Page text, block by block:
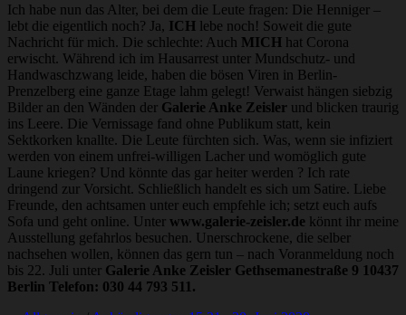
Ich habe nun das Alter, bei dem die Leute fragen: Die Henniger –
lebt die eigentlich noch? Ja, ICH lebe noch! Soweit die gute
Nachricht für mich. Die schlechte: Auch MICH hat Corona
erwischt. Während ich im Hausarrest unter Mundschutz- und
Handwaschzwang leide, haben die bösen Viren in Berlin-
Prenzelberg eine ganze Etage lahm gelegt! Verwaist hängen siebzig
Bilder an den Wänden der Galerie Anke Zeisler und blicken traurig
ins Leere. Die Vernissage fand ohne Publikum statt, kein
Sektkorken knallte. Die Leute fürchten sich. Was, wenn sie infiziert
werden von einem unfrei-willigen Lacher und womöglich gute
Laune kriegen? Und könnte das gar heiter werden ? Ich rate
dringend zur Vorsicht. Schließlich handelt es sich um Satire. Liebe
Freunde, den achtsamen unter euch empfehle ich; setzt euch aufs
Sofa und geht online. Unter www.galerie-zeisler.de könnt ihr meine
Ausstellung gefahrlos besuchen. Unerschrockene, die selber
nachsehen wollen, können das gern tun – nach Voranmeldung noch
bis 22. Juli unter Galerie Anke Zeisler Gethsemanestraße 9 10437
Berlin Telefon: 030 44 793 511.